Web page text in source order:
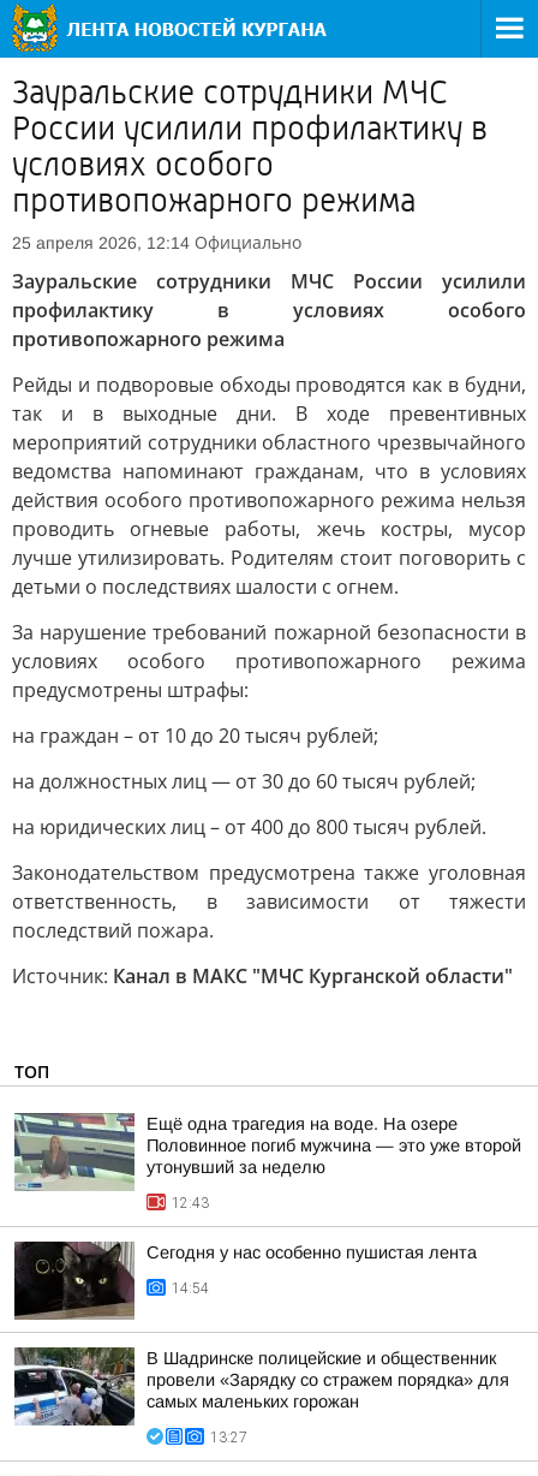
Зауральские сотрудники МЧС
России усилили профилактику в
условиях особого
противопожарного режима
25 апреля 2026, 12:14 Официально
Зауральские сотрудники МЧС России усилили
профилактику в условиях особого
противопожарного режима
Рейды и подворовые обходы проводятся как в будни,
так и в выходные дни. В ходе превентивных
мероприятий сотрудники областного чрезвычайного
ведомства напоминают гражданам, что в условиях
действия особого противопожарного режима нельзя
проводить огневые работы, жечь костры, мусор
лучше утилизировать. Родителям стоит поговорить с
детьми о последствиях шалости с огнем.
За нарушение требований пожарной безопасности в
условиях особого противопожарного режима
предусмотрены штрафы:
на граждан – от 10 до 20 тысяч рублей;
на должностных лиц — от 30 до 60 тысяч рублей;
на юридических лиц – от 400 до 800 тысяч рублей.
Законодательством предусмотрена также уголовная
ответственность, в зависимости от тяжести
последствий пожара.
Источник: Канал в МАКС "МЧС Курганской области"
ТОП
Ещё одна трагедия на воде. На озере
Половинное погиб мужчина — это уже второй
утонувший за неделю
12:43
Сегодня у нас особенно пушистая лента
14:54
В Шадринске полицейские и общественник
провели «Зарядку со стражем порядка» для
самых маленьких горожан
13:27